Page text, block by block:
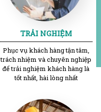
TRẢI NGHIỆM
Phục vụ khách hàng tận tâm,
trách nhiệm và chuyên nghiệp
để trải nghiệm khách hàng là
tốt nhất, hài lòng nhất